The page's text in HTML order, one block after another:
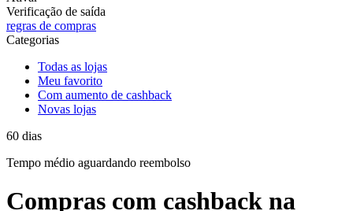
Verificação de saída
regras de compras
Categorias
Todas as lojas
Meu favorito
Com aumento de cashback
Novas lojas
60 dias
Tempo médio aguardando reembolso
Compras com cashback na